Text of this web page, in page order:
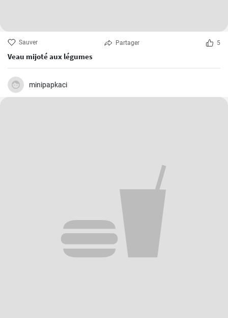
Sauver Partager 5
Veau mijoté aux légumes
minipapkaci